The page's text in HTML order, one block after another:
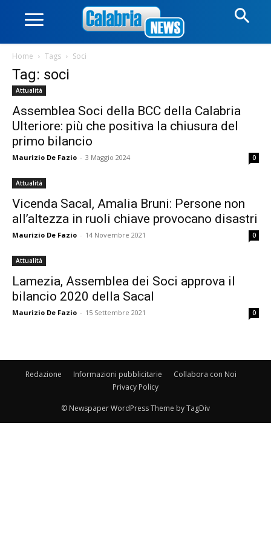
Home Tags Soci
Tag: soci
Attualità
Assemblea Soci della BCC della Calabria
Ulteriore: più che positiva la chiusura del
primo bilancio
Maurizio De Fazio - 3 Maggio 2024 0
Attualità
Vicenda Sacal, Amalia Bruni: Persone non
all’altezza in ruoli chiave provocano disastri
Maurizio De Fazio - 14 Novembre 2021 0
Attualità
Lamezia, Assemblea dei Soci approva il
bilancio 2020 della Sacal
Maurizio De Fazio - 15 Settembre 2021 0
Redazione Informazioni pubblicitarie
Collabora con Noi
Privacy Policy
© Newspaper WordPress Theme by TagDiv